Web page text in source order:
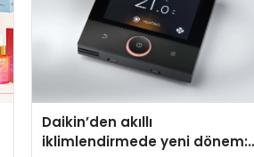
Daikin’den akıllı
iklimlendirmede yeni dönem: